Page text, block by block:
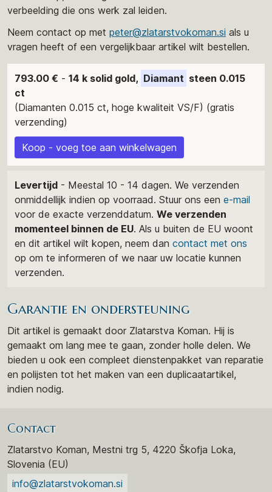
verbeelding die ons werk zal leiden.
Neem contact op met peter@zlatarstvokoman.si als u
vragen heeft of een vergelijkbaar artikel wilt bestellen.
793.00 € - 14 k solid gold, Diamant steen 0.015
ct
(Diamanten 0.015 ct, hoge kwaliteit VS/F) (gratis
verzending)
Koop - voeg toe aan winkelwagen
Levertijd - Meestal 10 - 14 dagen. We verzenden
onmiddellijk indien op voorraad. Stuur ons een e-mail
voor de exacte verzenddatum. We verzenden
momenteel binnen de EU. Als u buiten de EU woont
en dit artikel wilt kopen, neem dan contact met ons
op om te informeren of we naar uw locatie kunnen
verzenden.
Garantie en ondersteuning
Dit artikel is gemaakt door Zlatarstva Koman. Hij is
gemaakt om lang mee te gaan, zonder holle delen. We
bieden u ook een compleet dienstenpakket van reparatie
en polijsten tot het maken van een duplicaatartikel,
indien nodig.
Contact
Zlatarstvo Koman, Mestni trg 5, 4220 Škofja Loka,
Slovenia (EU)
info@zlatarstvokoman.si